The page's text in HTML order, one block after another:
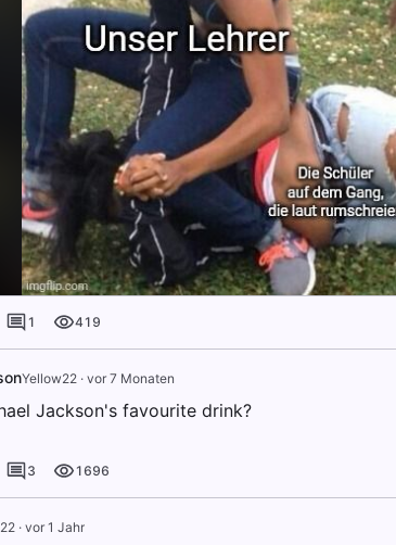
1 419
Yellow22· vor 7 Monaten
Jackson's favourite drink?
3 1696
· vor 1 Jahr